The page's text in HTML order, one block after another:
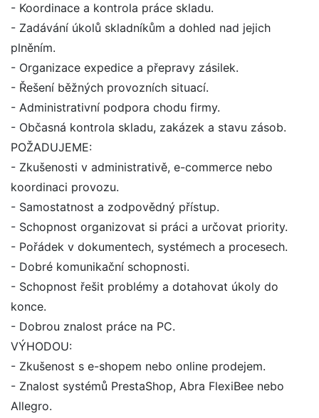
- Koordinace a kontrola práce skladu.
- Zadávání úkolů skladníkům a dohled nad jejich
plněním.
- Organizace expedice a přepravy zásilek.
- Řešení běžných provozních situací.
- Administrativní podpora chodu firmy.
- Občasná kontrola skladu, zakázek a stavu zásob.
POŽADUJEME:
- Zkušenosti v administrativě, e-commerce nebo
koordinaci provozu.
- Samostatnost a zodpovědný přístup.
- Schopnost organizovat si práci a určovat priority.
- Pořádek v dokumentech, systémech a procesech.
- Dobré komunikační schopnosti.
- Schopnost řešit problémy a dotahovat úkoly do
konce.
- Dobrou znalost práce na PC.
VÝHODOU:
- Zkušenost s e-shopem nebo online prodejem.
- Znalost systémů PrestaShop, Abra FlexiBee nebo
Allegro.